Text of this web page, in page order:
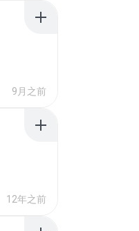
9月之前
12年之前